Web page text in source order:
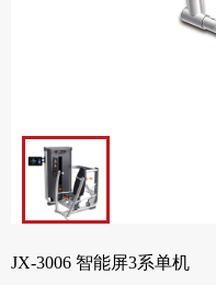
JX-3006 智能屏3系单机